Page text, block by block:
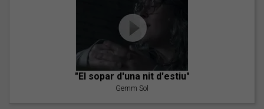
"El sopar d'una nit d'estiu"
Gemm Sol